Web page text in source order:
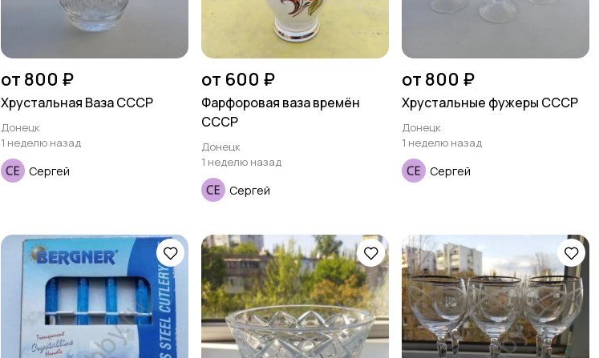
от 800 ₽
Хрустальная Ваза СССР
Донецк
1 неделю назад
Сергей
от 600 ₽
Фарфоровая ваза времён
СССР
Донецк
1 неделю назад
Сергей
от 800 ₽
Хрустальные фужеры СССР
Донецк
1 неделю назад
Сергей